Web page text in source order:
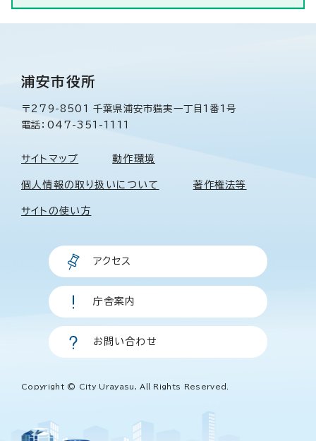
浦安市役所
〒279-8501 千葉県浦安市猫実一丁目1番1号
電話：047-351-1111
サイトマップ 動作環境
個人情報の取り扱いについて 著作権法等
サイトの使い方
アクセス
庁舎案内
お問い合わせ
Copyright © City Urayasu, All Rights Reserved.